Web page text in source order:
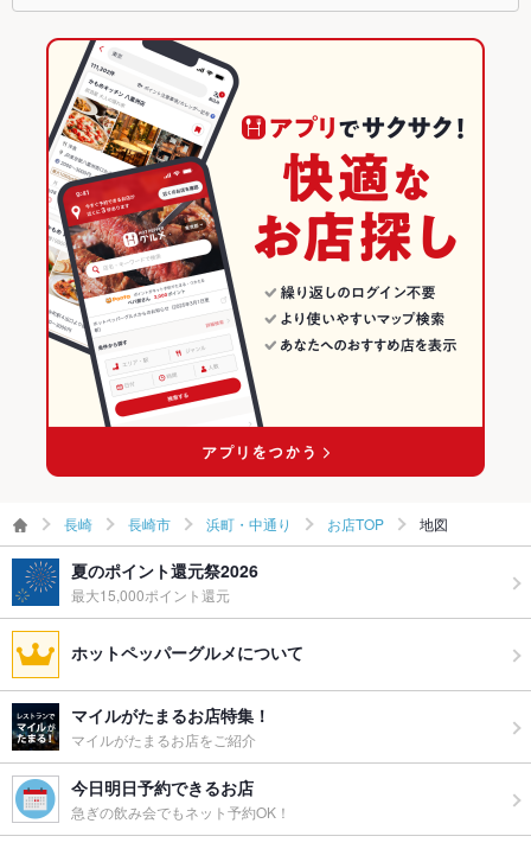
長崎 長崎市 浜町・中通り お店TOP 地図
夏のポイント還元祭2026
最大15,000ポイント還元
ホットペッパーグルメについて
マイルがたまるお店特集！
マイルがたまるお店をご紹介
今日明日予約できるお店
急ぎの飲み会でもネット予約OK！